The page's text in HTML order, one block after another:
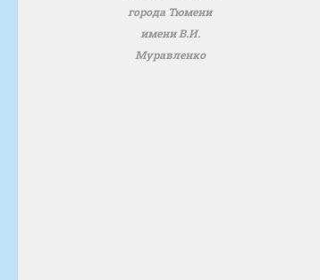
города Тюмени
имени В.И.
Муравленко